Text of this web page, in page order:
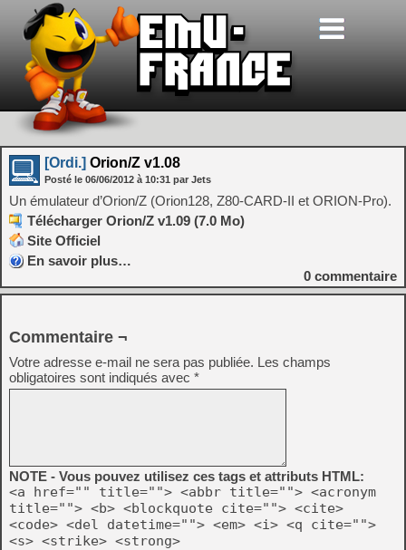
[Ordi.] Orion/Z v1.08
Posté le 06/06/2012 à 10:31 par Jets
Un émulateur d’Orion/Z (Orion128, Z80-CARD-II et ORION-Pro).
Télécharger Orion/Z v1.09 (7.0 Mo)
Site Officiel
En savoir plus…
0 commentaire
Commentaire ¬
Votre adresse e-mail ne sera pas publiée. Les champs
obligatoires sont indiqués avec *
NOTE - Vous pouvez utilisez ces tags et attributs HTML:
<a href="" title=""> <abbr title=""> <acronym
title=""> <b> <blockquote cite=""> <cite>
<code> <del datetime=""> <em> <i> <q cite="">
<s> <strike> <strong>